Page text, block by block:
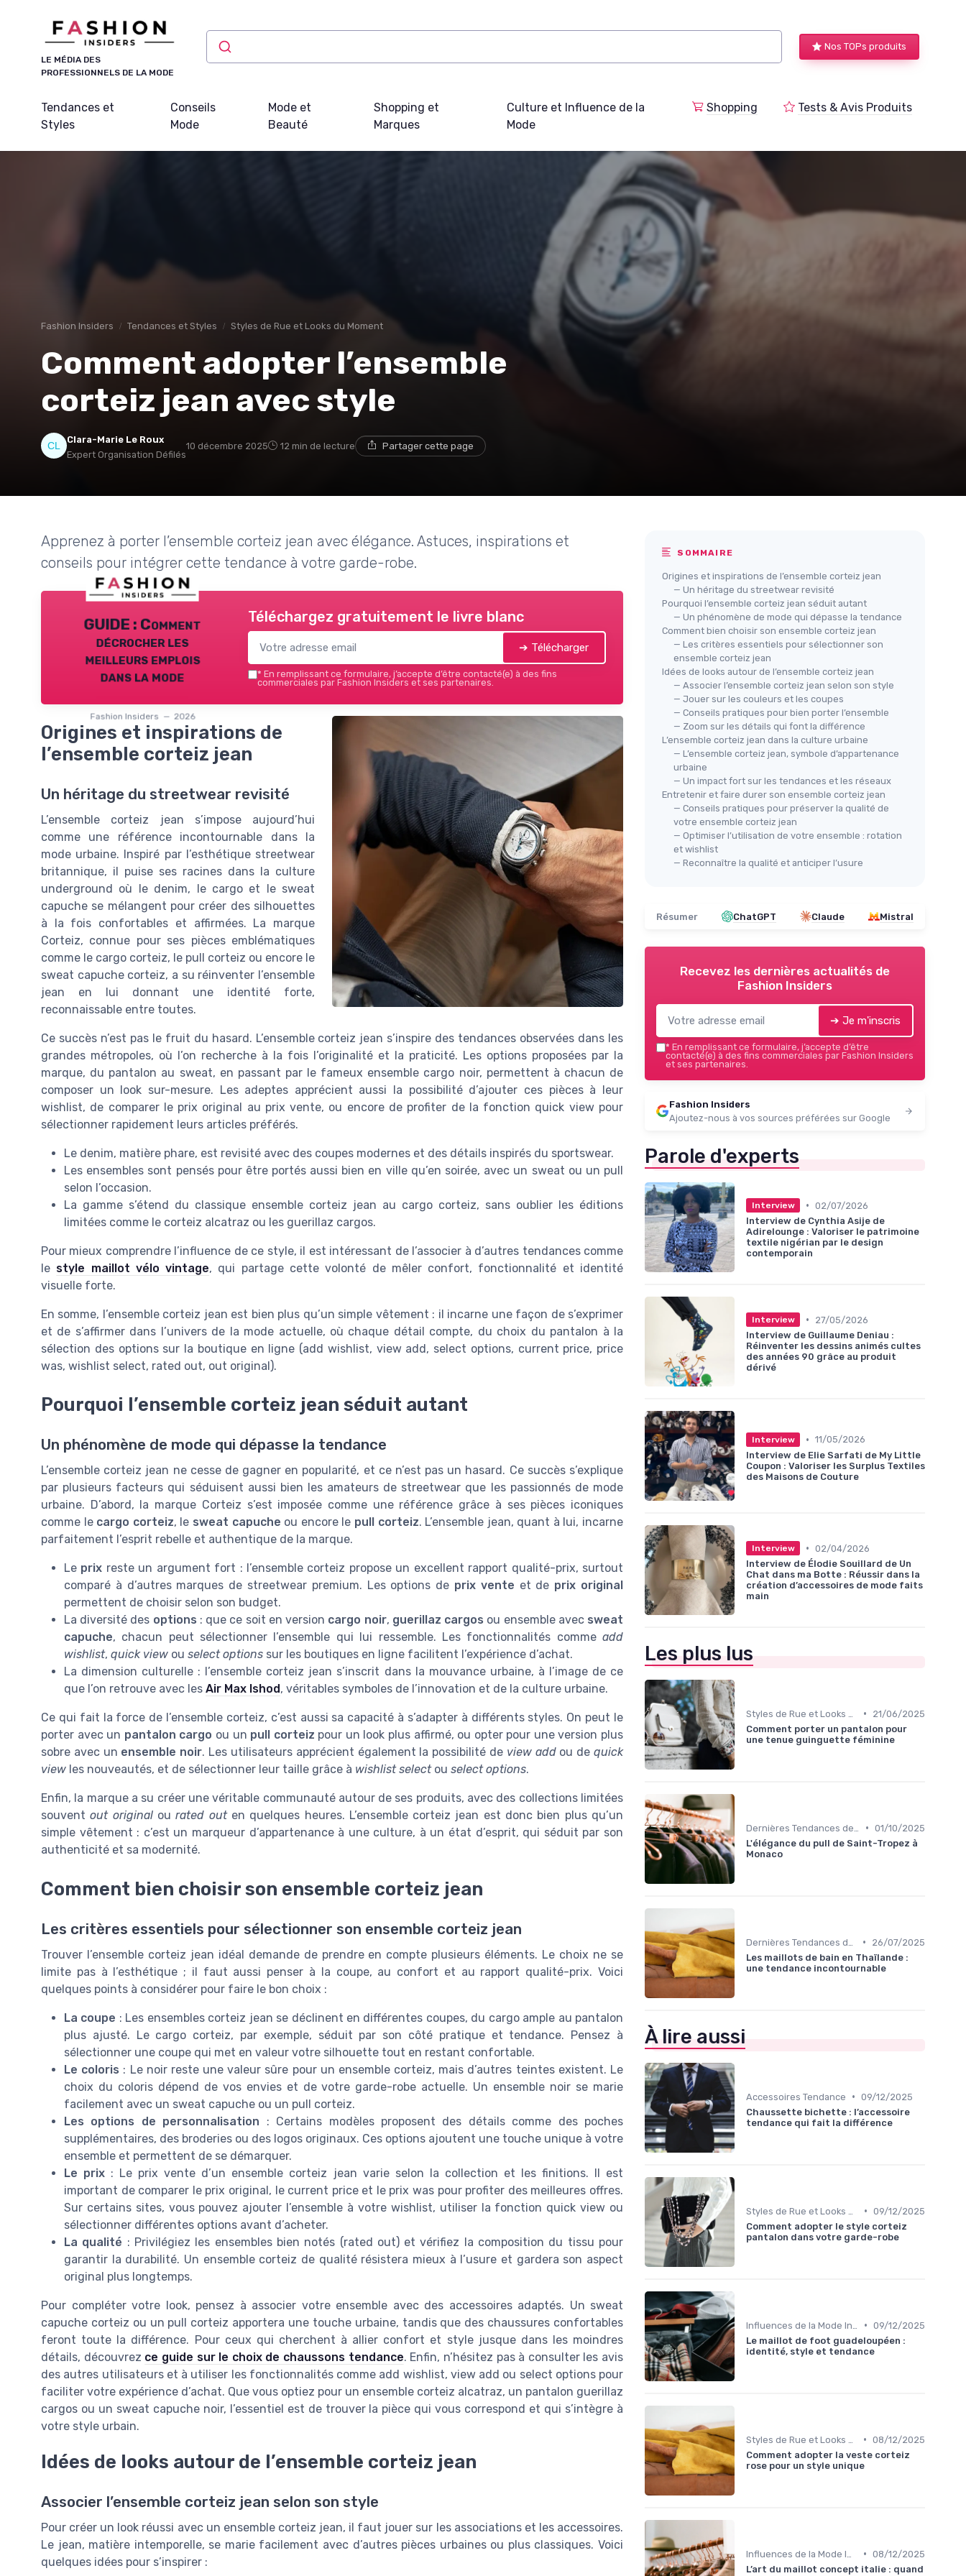
LE MÉDIA DES
PROFESSIONNELS DE LA MODE
Nos TOPs produits
Tendances et
Styles
Conseils
Mode
Mode et
Beauté
Shopping et
Marques
Culture et Influence de la
Mode
Shopping Tests & Avis Produits
Fashion Insiders Tendances et Styles Styles de Rue et Looks du Moment
Comment adopter l’ensemble
corteiz jean avec style
Clara-Marie Le Roux
Expert Organisation Défilés
10 décembre 2025 12 min de lecture Partager cette page
Apprenez à porter l’ensemble corteiz jean avec élégance. Astuces, inspirations et
conseils pour intégrer cette tendance à votre garde-robe.
GUIDE : Comment
décrocher les
meilleurs emplois
dans la mode
Fashion Insiders — 2026
Téléchargez gratuitement le livre blanc
➔ Télécharger
* En remplissant ce formulaire, j’accepte d’être contacté(e) à des fins
commerciales par Fashion Insiders et ses partenaires.
Origines et inspirations de
l’ensemble corteiz jean
Un héritage du streetwear revisité
L’ensemble corteiz jean s’impose aujourd’hui
comme une référence incontournable dans la
mode urbaine. Inspiré par l’esthétique streetwear
britannique, il puise ses racines dans la culture
underground où le denim, le cargo et le sweat
capuche se mélangent pour créer des silhouettes
à la fois confortables et affirmées. La marque
Corteiz, connue pour ses pièces emblématiques
comme le cargo corteiz, le pull corteiz ou encore le
sweat capuche corteiz, a su réinventer l’ensemble
jean en lui donnant une identité forte,
reconnaissable entre toutes.
Ce succès n’est pas le fruit du hasard. L’ensemble corteiz jean s’inspire des tendances observées dans les
grandes métropoles, où l’on recherche à la fois l’originalité et la praticité. Les options proposées par la
marque, du pantalon au sweat, en passant par le fameux ensemble cargo noir, permettent à chacun de
composer un look sur-mesure. Les adeptes apprécient aussi la possibilité d’ajouter ces pièces à leur
wishlist, de comparer le prix original au prix vente, ou encore de profiter de la fonction quick view pour
sélectionner rapidement leurs articles préférés.
Le denim, matière phare, est revisité avec des coupes modernes et des détails inspirés du sportswear.
Les ensembles sont pensés pour être portés aussi bien en ville qu’en soirée, avec un sweat ou un pull
selon l’occasion.
La gamme s’étend du classique ensemble corteiz jean au cargo corteiz, sans oublier les éditions
limitées comme le corteiz alcatraz ou les guerillaz cargos.
Pour mieux comprendre l’influence de ce style, il est intéressant de l’associer à d’autres tendances comme
le style maillot vélo vintage, qui partage cette volonté de mêler confort, fonctionnalité et identité
visuelle forte.
En somme, l’ensemble corteiz jean est bien plus qu’un simple vêtement : il incarne une façon de s’exprimer
et de s’affirmer dans l’univers de la mode actuelle, où chaque détail compte, du choix du pantalon à la
sélection des options sur la boutique en ligne (add wishlist, view add, select options, current price, price
was, wishlist select, rated out, out original).
Pourquoi l’ensemble corteiz jean séduit autant
Un phénomène de mode qui dépasse la tendance
L’ensemble corteiz jean ne cesse de gagner en popularité, et ce n’est pas un hasard. Ce succès s’explique
par plusieurs facteurs qui séduisent aussi bien les amateurs de streetwear que les passionnés de mode
urbaine. D’abord, la marque Corteiz s’est imposée comme une référence grâce à ses pièces iconiques
comme le cargo corteiz, le sweat capuche ou encore le pull corteiz. L’ensemble jean, quant à lui, incarne
parfaitement l’esprit rebelle et authentique de la marque.
Le prix reste un argument fort : l’ensemble corteiz propose un excellent rapport qualité-prix, surtout
comparé à d’autres marques de streetwear premium. Les options de prix vente et de prix original
permettent de choisir selon son budget.
La diversité des options : que ce soit en version cargo noir, guerillaz cargos ou ensemble avec sweat
capuche, chacun peut sélectionner l’ensemble qui lui ressemble. Les fonctionnalités comme add
wishlist, quick view ou select options sur les boutiques en ligne facilitent l’expérience d’achat.
La dimension culturelle : l’ensemble corteiz jean s’inscrit dans la mouvance urbaine, à l’image de ce
que l’on retrouve avec les Air Max Ishod , véritables symboles de l’innovation et de la culture urbaine.
Ce qui fait la force de l’ensemble corteiz, c’est aussi sa capacité à s’adapter à différents styles. On peut le
porter avec un pantalon cargo ou un pull corteiz pour un look plus affirmé, ou opter pour une version plus
sobre avec un ensemble noir. Les utilisateurs apprécient également la possibilité de view addou de quick
view les nouveautés, et de sélectionner leur taille grâce à wishlist selectou select options.
Enfin, la marque a su créer une véritable communauté autour de ses produits, avec des collections limitées
souventout originalourated outen quelques heures. L’ensemble corteiz jean est donc bien plus qu’un
simple vêtement : c’est un marqueur d’appartenance à une culture, à un état d’esprit, qui séduit par son
authenticité et sa modernité.
Comment bien choisir son ensemble corteiz jean
Les critères essentiels pour sélectionner son ensemble corteiz jean
Trouver l’ensemble corteiz jean idéal demande de prendre en compte plusieurs éléments. Le choix ne se
limite pas à l’esthétique ; il faut aussi penser à la coupe, au confort et au rapport qualité-prix. Voici
quelques points à considérer pour faire le bon choix :
La coupe : Les ensembles corteiz jean se déclinent en différentes coupes, du cargo ample au pantalon
plus ajusté. Le cargo corteiz, par exemple, séduit par son côté pratique et tendance. Pensez à
sélectionner une coupe qui met en valeur votre silhouette tout en restant confortable.
Le coloris : Le noir reste une valeur sûre pour un ensemble corteiz, mais d’autres teintes existent. Le
choix du coloris dépend de vos envies et de votre garde-robe actuelle. Un ensemble noir se marie
facilement avec un sweat capuche ou un pull corteiz.
Les options de personnalisation : Certains modèles proposent des détails comme des poches
supplémentaires, des broderies ou des logos originaux. Ces options ajoutent une touche unique à votre
ensemble et permettent de se démarquer.
Le prix : Le prix vente d’un ensemble corteiz jean varie selon la collection et les finitions. Il est
important de comparer le prix original, le current price et le prix was pour profiter des meilleures offres.
Sur certains sites, vous pouvez ajouter l’ensemble à votre wishlist, utiliser la fonction quick view ou
sélectionner différentes options avant d’acheter.
La qualité : Privilégiez les ensembles bien notés (rated out) et vérifiez la composition du tissu pour
garantir la durabilité. Un ensemble corteiz de qualité résistera mieux à l’usure et gardera son aspect
original plus longtemps.
Pour compléter votre look, pensez à associer votre ensemble avec des accessoires adaptés. Un sweat
capuche corteiz ou un pull corteiz apportera une touche urbaine, tandis que des chaussures confortables
feront toute la différence. Pour ceux qui cherchent à allier confort et style jusque dans les moindres
détails, découvrez ce guide sur le choix de chaussons tendance. Enfin, n’hésitez pas à consulter les avis
des autres utilisateurs et à utiliser les fonctionnalités comme add wishlist, view add ou select options pour
faciliter votre expérience d’achat. Que vous optiez pour un ensemble corteiz alcatraz, un pantalon guerillaz
cargos ou un sweat capuche noir, l’essentiel est de trouver la pièce qui vous correspond et qui s’intègre à
votre style urbain.
Idées de looks autour de l’ensemble corteiz jean
Associer l’ensemble corteiz jean selon son style
Pour créer un look réussi avec un ensemble corteiz jean, il faut jouer sur les associations et les accessoires.
Le jean, matière intemporelle, se marie facilement avec d’autres pièces urbaines ou plus classiques. Voici
quelques idées pour s’inspirer :
SOMMAIRE
Origines et inspirations de l’ensemble corteiz jean
— Un héritage du streetwear revisité
Pourquoi l’ensemble corteiz jean séduit autant
— Un phénomène de mode qui dépasse la tendance
Comment bien choisir son ensemble corteiz jean
— Les critères essentiels pour sélectionner son
ensemble corteiz jean
Idées de looks autour de l’ensemble corteiz jean
— Associer l’ensemble corteiz jean selon son style
— Jouer sur les couleurs et les coupes
— Conseils pratiques pour bien porter l’ensemble
— Zoom sur les détails qui font la différence
L’ensemble corteiz jean dans la culture urbaine
— L’ensemble corteiz jean, symbole d’appartenance
urbaine
— Un impact fort sur les tendances et les réseaux
Entretenir et faire durer son ensemble corteiz jean
— Conseils pratiques pour préserver la qualité de
votre ensemble corteiz jean
— Optimiser l’utilisation de votre ensemble : rotation
et wishlist
— Reconnaître la qualité et anticiper l’usure
Résumer ChatGPT Claude Mistral
Recevez les dernières actualités de
Fashion Insiders
➔ Je m'inscris
* En remplissant ce formulaire, j’accepte d’être
contacté(e) à des fins commerciales par Fashion Insiders
et ses partenaires.
Fashion Insiders
Ajoutez-nous à vos sources préférées sur Google
Parole d'experts
Interview • 02/07/2026
Interview de Cynthia Asije de
Adirelounge : Valoriser le patrimoine
textile nigérian par le design
contemporain
Interview •
27/05/2026
Interview de Guillaume Deniau :
Réinventer les dessins animés cultes
des années 90 grâce au produit
dérivé
Interview • 11/05/2026
Interview de Elie Sarfati de My Little
Coupon : Valoriser les Surplus Textiles
des Maisons de Couture
Interview • 02/04/2026
Interview de Élodie Souillard de Un
Chat dans ma Botte : Réussir dans la
création d’accessoires de mode faits
main
Les plus lus
•
21/06/2025
Comment porter un pantalon pour
une tenue guinguette féminine
• 01/10/2025
L'élégance du pull de Saint-Tropez à
Monaco
•
26/07/2025
Les maillots de bain en Thaïlande :
une tendance incontournable
À lire aussi
Accessoires Tendance • 09/12/2025
Chaussette bichette : l’accessoire
tendance qui fait la différence
• 09/12/2025
Comment adopter le style corteiz
pantalon dans votre garde-robe
• 09/12/2025
Le maillot de foot guadeloupéen :
identité, style et tendance
• 08/12/2025
Comment adopter la veste corteiz
rose pour un style unique
• 08/12/2025
L’art du maillot concept italie : quand